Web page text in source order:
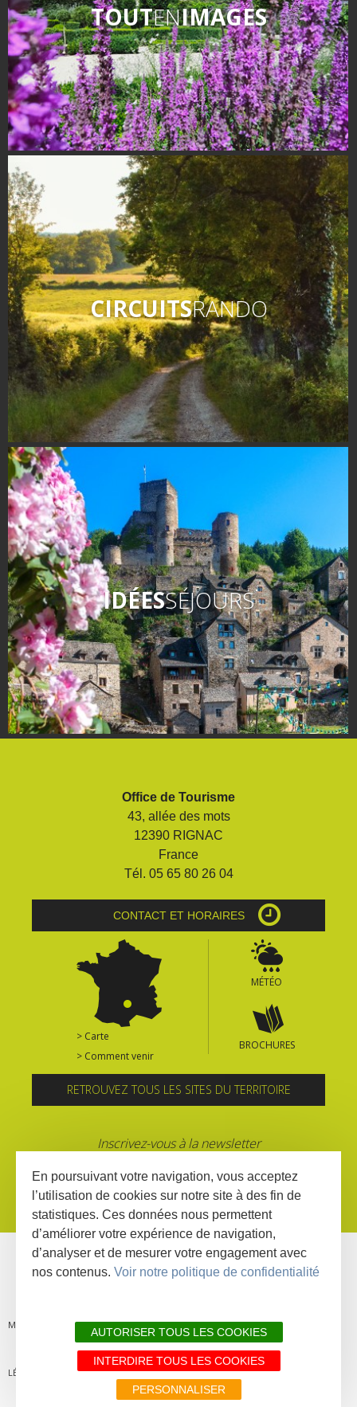
TOUTENIMAGES
CIRCUITSRANDO
IDÉESSÉJOURS
Office de Tourisme
43, allée des mots
12390 RIGNAC
France
Tél. 05 65 80 26 04
CONTACT ET HORAIRES
> Carte
> Comment venir
MÉTÉO
BROCHURES
RETROUVEZ TOUS LES SITES DU TERRITOIRE
Inscrivez-vous à la newsletter
MENTIONS
LÉGALES
PLAN DU
SITE
LIENS
PARTENAIRES
DÉCLARATION
D'ACCESSIBILITÉ
En poursuivant votre navigation, vous acceptez
l’utilisation de cookies sur notre site à des fin de
statistiques. Ces données nous permettent
d’améliorer votre expérience de navigation,
d’analyser et de mesurer votre engagement avec
nos contenus. Voir notre politique de confidentialité
AUTORISER TOUS LES COOKIES
INTERDIRE TOUS LES COOKIES
PERSONNALISER